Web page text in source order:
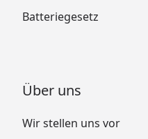
Batteriegesetz
Über uns
Wir stellen uns vor